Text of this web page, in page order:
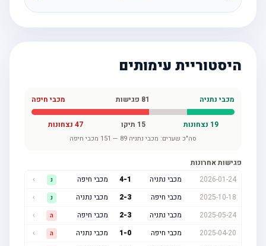
היסטוריית עימותים
מכבי נתניה פגישות מכבי חיפה
19נצחונות 15תיקו 47נצחונות
סה"כ שערים:מכבי נתניה 89
—
151מכבי חיפה
פגישות אחרונות
2026-01-24
מכבי נתניה 4 מכבי חיפה
2025-10-18
מכבי חיפה 2 מכבי נתניה
2025-05-24
מכבי נתניה 2 מכבי חיפה
2025-04-20
מכבי חיפה 1 מכבי נתניה